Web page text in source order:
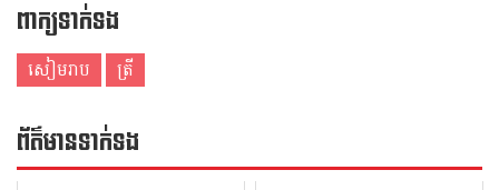
ពាក្យទាក់ទង
សៀមរាប ត្រី
ព័ត៌មាន​ទាក់​ទង